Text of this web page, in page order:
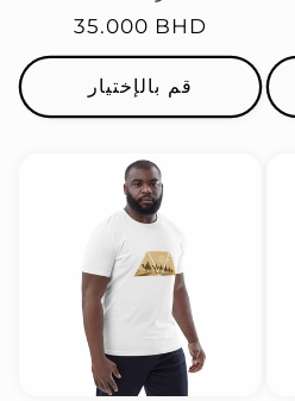
السعر
العادي
35.000 BHD
قم بالإختيار